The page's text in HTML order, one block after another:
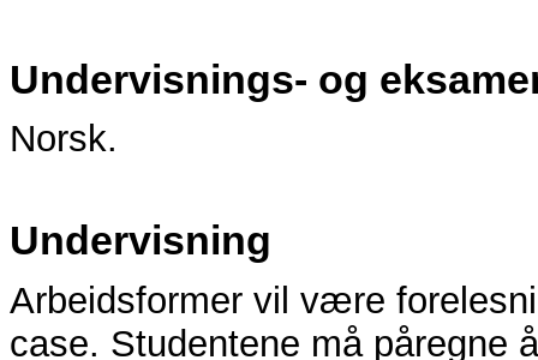
Undervisnings- og
Norsk.
Undervisning
Arbeidsformer vil være
case. Studentene må påregne